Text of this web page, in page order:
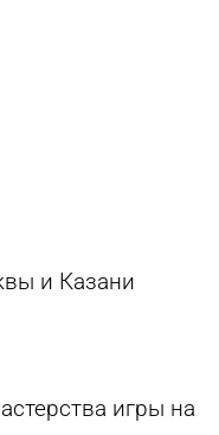
и Казани
игры на